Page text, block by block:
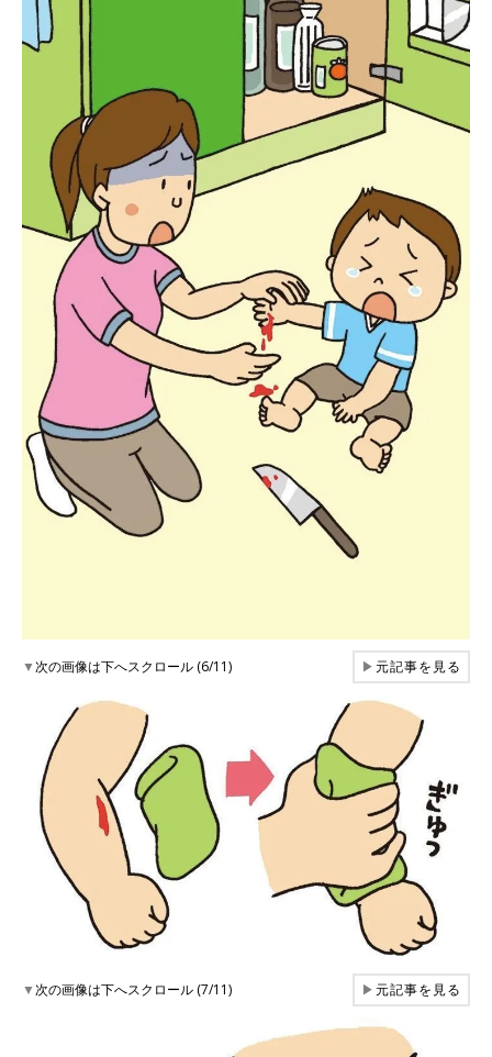
▼次の画像は下へスクロール (6/11) ▶元記事を見る
▼次の画像は下へスクロール (7/11) ▶元記事を見る